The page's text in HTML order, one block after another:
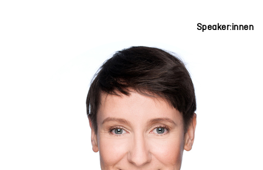
Speaker:innen